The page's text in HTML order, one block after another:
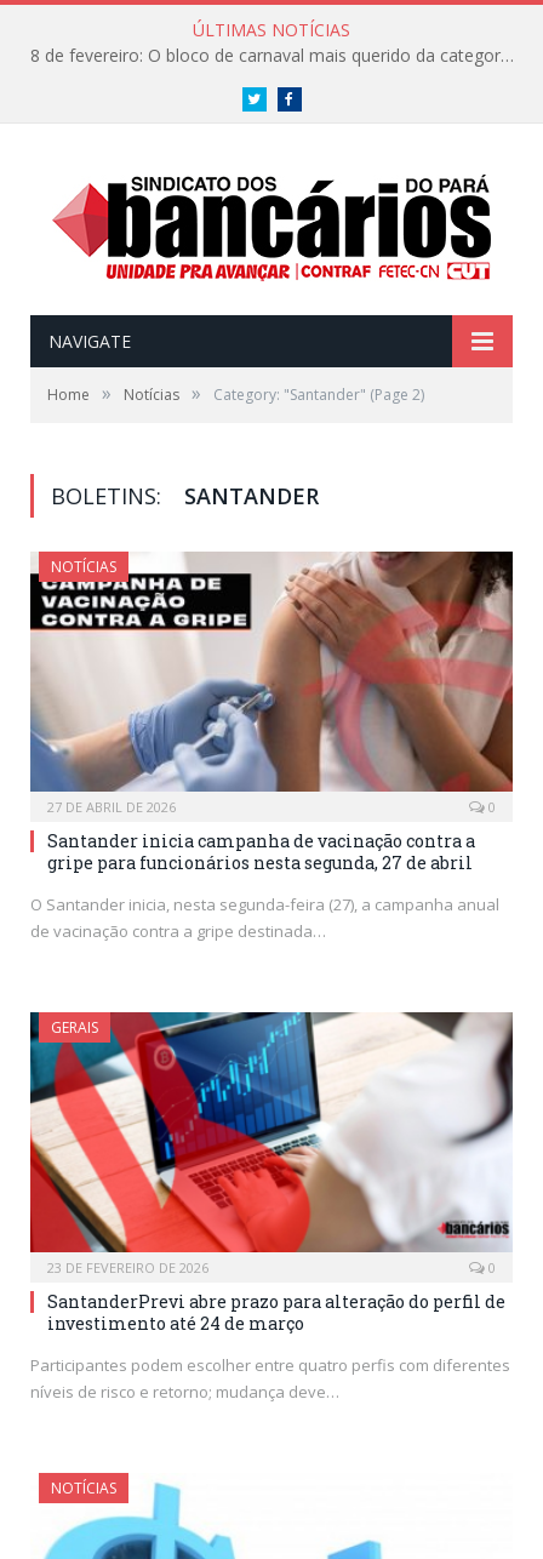
ÚLTIMAS NOTÍCIAS
8 de fevereiro: O bloco de carnaval mais querido da categoria já tem data. Vem pro CarnaBancários 2025!
Twitter
NAVIGATE
Home » Notícias » Category: "Santander" (Page 2)
BOLETINS: SANTANDER
NOTÍCIAS
27 DE ABRIL DE 2026 0
Santander inicia campanha de vacinação contra a
gripe para funcionários nesta segunda, 27 de abril
O Santander inicia, nesta segunda-feira (27), a campanha anual
de vacinação contra a gripe destinada…
GERAIS
23 DE FEVEREIRO DE 2026 0
SantanderPrevi abre prazo para alteração do perfil de
investimento até 24 de março
Participantes podem escolher entre quatro perfis com diferentes
níveis de risco e retorno; mudança deve…
NOTÍCIAS